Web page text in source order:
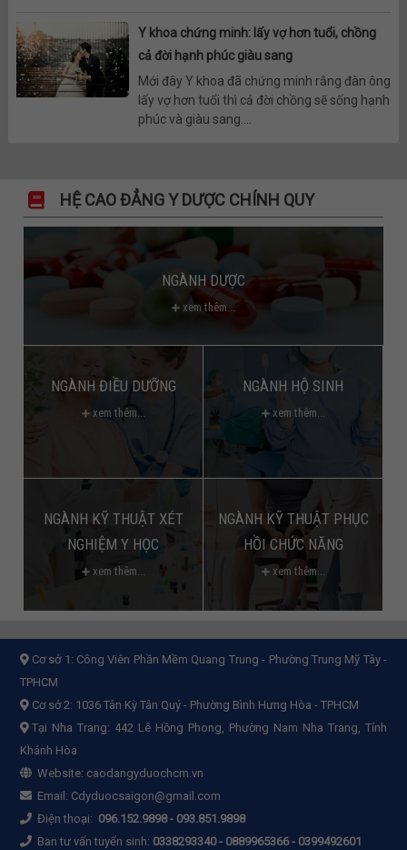
Y khoa chứng minh: lấy vợ hơn tuổi, chồng
cả đời hạnh phúc giàu sang
Mới đây Y khoa đã chứng minh rằng đàn ông
lấy vợ hơn tuổi thì cả đời chồng sẽ sống hạnh
phúc và giàu sang....
HỆ CAO ĐẲNG Y DƯỢC CHÍNH QUY
NGÀNH DƯỢC
xem thêm...
NGÀNH ĐIỀU DƯỠNG
xem thêm...
NGÀNH HỘ SINH
xem thêm...
NGÀNH KỸ THUẬT XÉT
NGHIỆM Y HỌC
xem thêm...
NGÀNH KỸ THUẬT PHỤC
HỒI CHỨC NĂNG
xem thêm...
Cơ sở 1: Công Viên Phần Mềm Quang Trung - Phường Trung Mỹ Tây -
TPHCM
Cơ sở 2: 1036 Tân Kỳ Tân Quý - Phường Bình Hưng Hòa - TPHCM
Tại Nha Trang: 442 Lê Hồng Phong, Phường Nam Nha Trang, Tỉnh
Khánh Hòa
Website: caodangyduochcm.vn
Email: Cdyduocsaigon@gmail.com
Điện thoại: 096.152.9898- 093.851.9898
Ban tư vấn tuyển sinh: 0338293340 - 0889965366 - 0399492601